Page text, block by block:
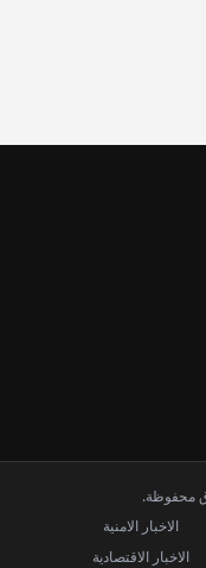
الاخبار الامنية
الاخبار الاقتصادية